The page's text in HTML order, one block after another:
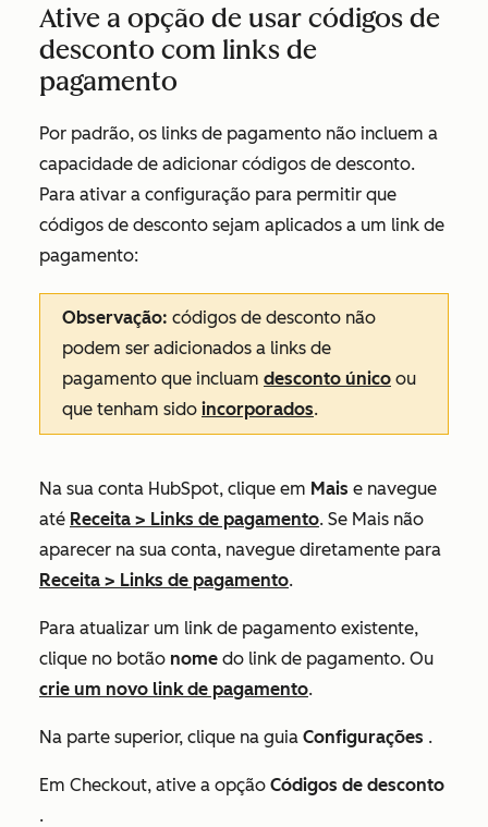
Ative a opção de usar códigos de
desconto com links de
pagamento
Por padrão, os links de pagamento não incluem a
capacidade de adicionar códigos de desconto.
Para ativar a configuração para permitir que
códigos de desconto sejam aplicados a um link de
pagamento:
Observação: códigos de desconto não
podem ser adicionados a links de
pagamento que incluam desconto único ou
que tenham sido incorporados.
Na sua conta HubSpot, clique em Mais e navegue
até Receita > Links de pagamento. Se Mais não
aparecer na sua conta, navegue diretamente para
Receita > Links de pagamento.
Para atualizar um link de pagamento existente,
clique no botão nome do link de pagamento. Ou
crie um novo link de pagamento.
Na parte superior, clique na guia Configurações .
Em Checkout, ative a opção Códigos de desconto
.